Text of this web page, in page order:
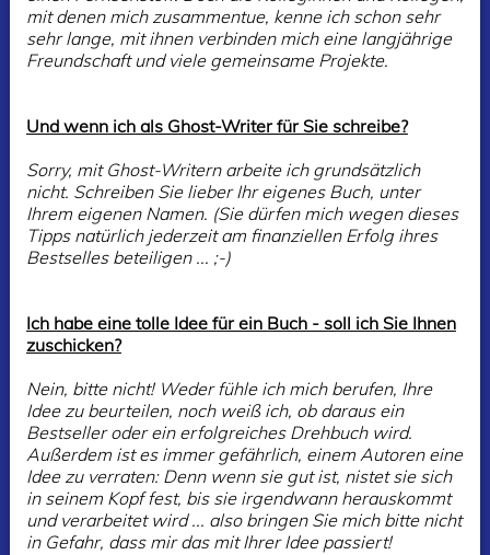
mit denen mich zusammentue, kenne ich schon sehr
sehr lange, mit ihnen verbinden mich eine langjährige
Freundschaft und viele gemeinsame Projekte.
Und wenn ich als Ghost-Writer für Sie schreibe?
Sorry, mit Ghost-Writern arbeite ich grundsätzlich
nicht. Schreiben Sie lieber Ihr eigenes Buch, unter
Ihrem eigenen Namen. (Sie dürfen mich wegen dieses
Tipps natürlich jederzeit am finanziellen Erfolg ihres
Bestselles beteiligen ... ;-)
Ich habe eine tolle Idee für ein Buch - soll ich Sie Ihnen
zuschicken?
Nein, bitte nicht! Weder fühle ich mich berufen, Ihre
Idee zu beurteilen, noch weiß ich, ob daraus ein
Bestseller oder ein erfolgreiches Drehbuch wird.
Außerdem ist es immer gefährlich, einem Autoren eine
Idee zu verraten: Denn wenn sie gut ist, nistet sie sich
in seinem Kopf fest, bis sie irgendwann herauskommt
und verarbeitet wird ... also bringen Sie mich bitte nicht
in Gefahr, dass mir das mit Ihrer Idee passiert!